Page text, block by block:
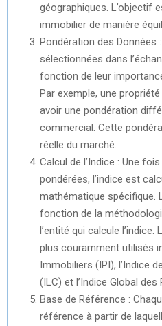
géographiques. L’objectif
immobilier de manière
Pondération des Données
sélectionnées dans
fonction de leur
Par exemple, une
avoir une pondération
commercial. Cette
réelle du marché.
Calcul de l’Indice : Une
pondérées, l’indice est
mathématique spécifique.
fonction de la
l’entité qui calcule
plus couramment utilisés
Immobiliers (IPI), l’Indice
(ILC) et l’Indice Global des
Base de Référence :
référence à partir de